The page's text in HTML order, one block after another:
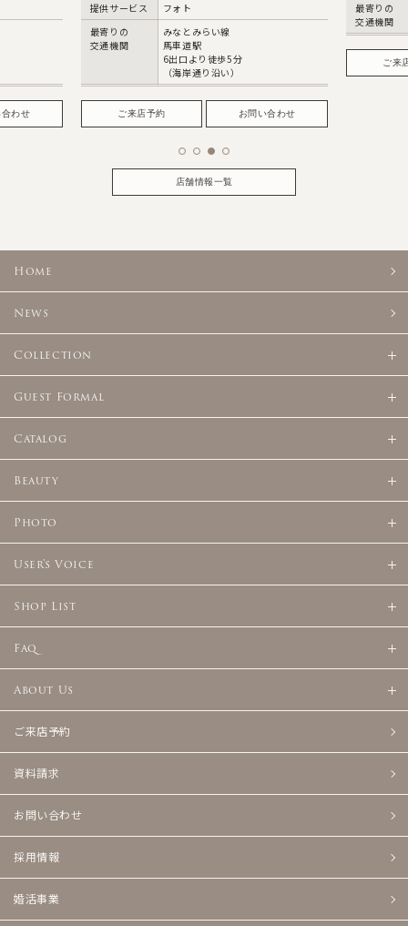
わせ
提供サービス
フォト
最寄りの
交通機関
みなとみらい線
馬車道駅
6出口より徒歩5分
（海岸通り沿い）
ご来店予約 お問い合わせ
最寄りの
交通機関
ご来
店舗情報一覧
Home
News
Collection
Guest Formal
Catalog
Beauty
Photo
User's Voice
Shop List
Faq
About Us
ご来店予約
資料請求
お問い合わせ
採用情報
婚活事業